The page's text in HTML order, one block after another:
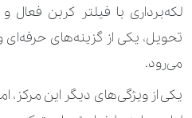
کلاه پارچه ای
کیف ساده
لکه‌برداری با فیلتر کربن فعال
تحویل، یکی از گزینه‌های
می‌رود.
یکی از ویژگی‌های دیگر این مرکز،